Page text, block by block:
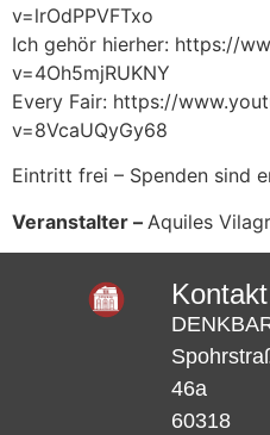
v=lrOdPPVFTxo
Ich gehör hierher: https://
v=4Oh5mjRUKNY
Every Fair: https://
v=8VcaUQyGy68
Eintritt frei – Spenden sind
Veranstalter – Aquiles
Kontakt
46a
60318